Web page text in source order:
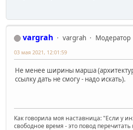
vargrah vargrah
Модератор
03 мая 2021, 12:01:59
Не менее ширины марша
ссылку дать не смогу - надо искать).
Как говорила моя наставница: "Если у
свободное время - это повод